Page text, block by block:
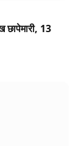
छापेमारी, 13